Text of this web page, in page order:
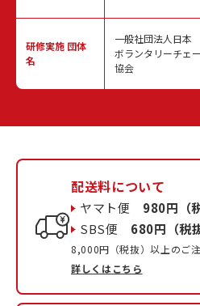
研修実施 団体
名
一般社団法人日本
ボランタリーチェ
協会
配送料について
ヤマト便 980円（
SBS便 680円（税
8,000円（税抜）以上のご
詳しくはこちら